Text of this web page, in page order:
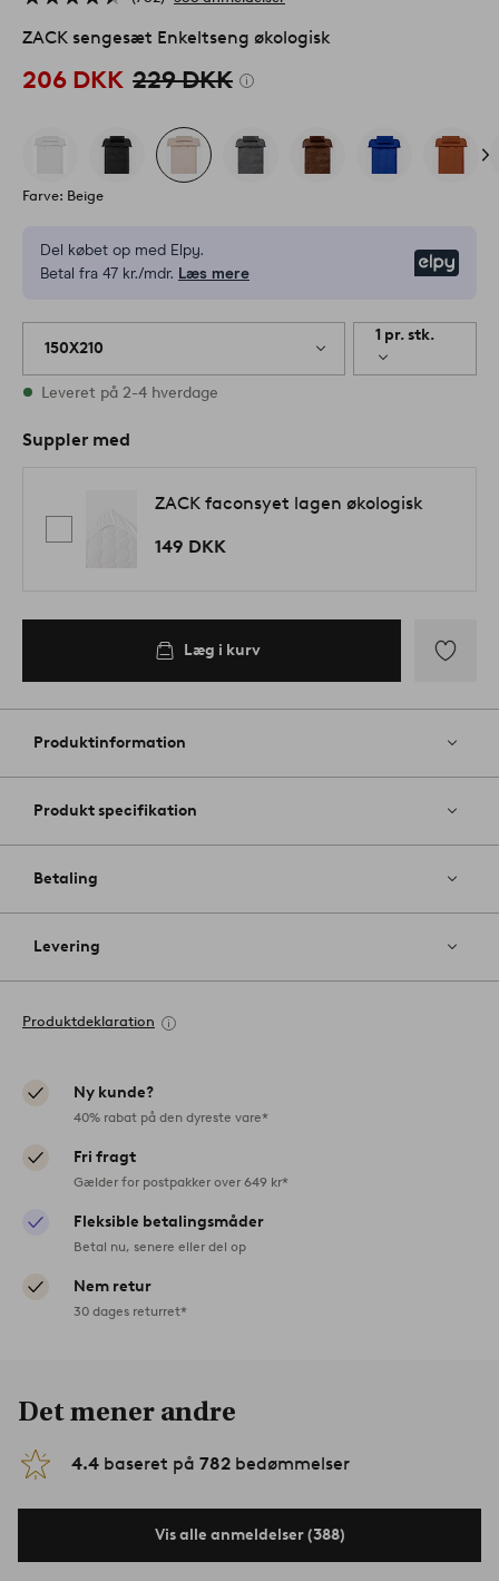
ZACK sengesæt Enkeltseng økologisk
206 DKK 229 DKK
Farve: Beige
Del købet op med Elpy.
Betal fra 47 kr./mdr. Læs mere
150X210
1 pr. stk.
På lager
Leveret på 2-4 hverdage
Suppler med
ZACK faconsyet lagen økologisk
149 DKK
Læg i kurv
til
Produktinformation
Produkt specifikation
Betaling
Levering
Produktdeklaration
Ny kunde?
40% rabat på den dyreste vare*
Fri fragt
Gælder for postpakker over 649 kr*
Fleksible betalingsmåder
Betal nu, senere eller del op
Nem retur
30 dages returret*
Det mener andre
4.4 baseret på 782 bedømmelser
Vis alle anmeldelser (388)